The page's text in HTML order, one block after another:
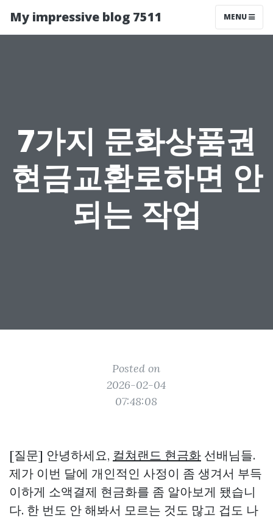
My impressive blog 7511 MENU
7가지 문화상품권
현금교환로하면 안
되는 작업
Posted on
2026-02-04
07:48:08
[질문] 안녕하세요, 컬쳐랜드 현금화 선배님들.
제가 이번 달에 개인적인 사정이 좀 생겨서 부득
이하게 소액결제 현금화를 좀 알아보게 됐습니
다. 한 번도 안 해봐서 모르는 것도 많고 겁도 나